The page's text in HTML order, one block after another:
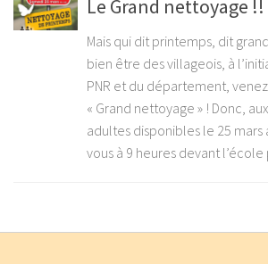
Le Grand nettoyage !!
Mais qui dit printemps, dit
bien être des villageois, à
PNR et du département,
« Grand nettoyage » ! Donc,
adultes disponibles le 25
vous à 9 heures devant l’école